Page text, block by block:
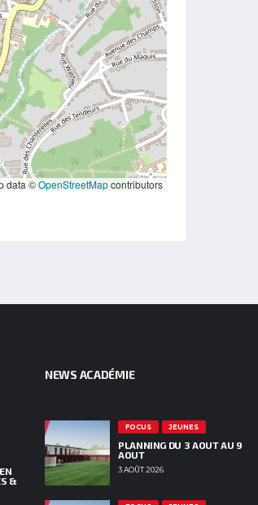
data ©OpenStreetMapcontributors
&
NEWS ACADÉMIE
FOCUS JEUNES
PLANNING DU 3 AOUT AU 9
AOUT
3 AOÛT 2026